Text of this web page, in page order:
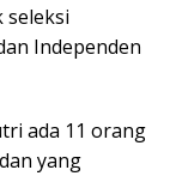
seleksi
Independen
ada 11 orang
yang